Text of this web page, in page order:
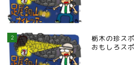
2
栃木の珍ス
おもしろス